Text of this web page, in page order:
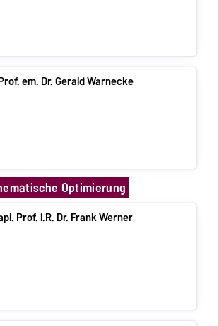
em. Dr. Gerald Warnecke
Optimierung
Prof. i.R. Dr. Frank Werner